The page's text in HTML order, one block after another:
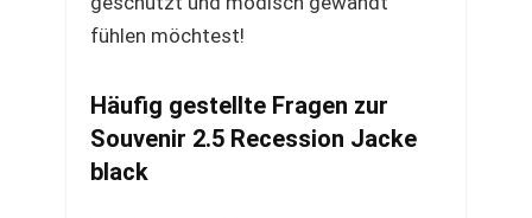
fühlen möchtest!
Häufig gestellte Fragen zur
Souvenir 2.5 Recession Jacke
black